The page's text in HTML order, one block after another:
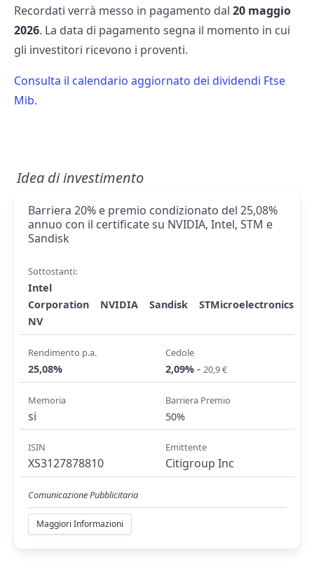
Recordati verrà messo in pagamento dal 20 maggio
2026. La data di pagamento segna il momento in cui
gli investitori ricevono i proventi.
Consulta il calendario aggiornato dei dividendi Ftse
Mib.
Idea di investimento
Barriera 20% e premio condizionato del 25,08%
annuo con il certificate su NVIDIA, Intel, STM e
Sandisk
Sottostanti:
Intel
Corporation
NVIDIA Sandisk
STMicroelectronics
NV
Rendimento p.a.
25,08%
Cedole
2,09% - 20,9 €
Memoria
si
Barriera Premio
50%
ISIN
XS3127878810
Emittente
Citigroup Inc
Comunicazione Pubblicitaria
Maggiori Informazioni